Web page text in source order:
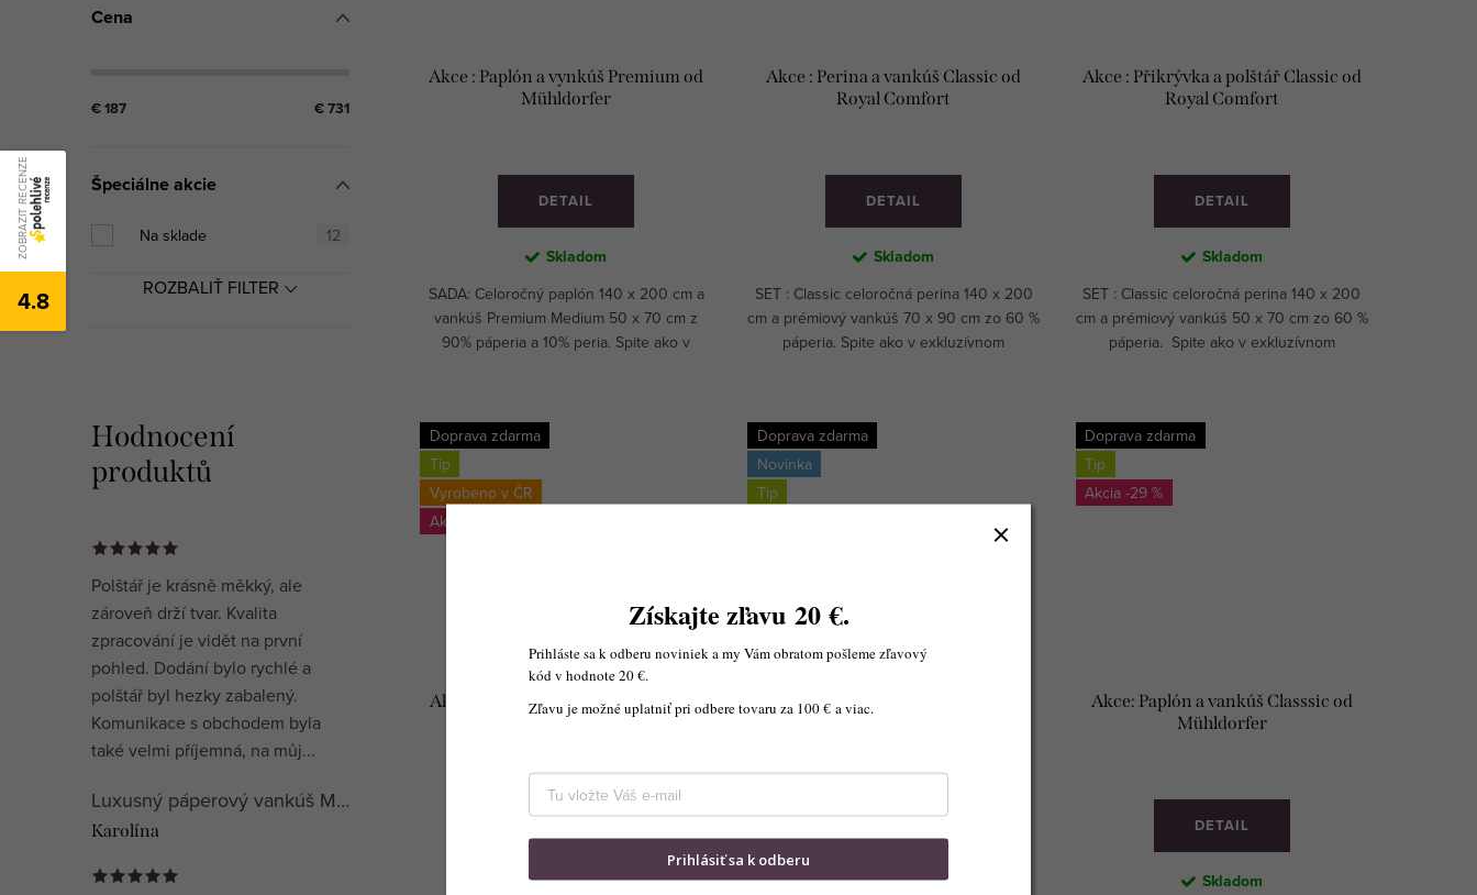
Cena
€187 €731
Špeciálne akcie
Na sklade 12
ROZBALIŤ FILTER
Hodnocení
produktů
Polštář je krásně měkký, ale
zároveň drží tvar. Kvalita
zpracování je vidět na první
pohled. Dodání bylo rychlé a
polštář byl hezky zabalený.
Komunikace s obchodem byla
také velmi příjemná, na můj...
Luxusný páperový vankúš Mühldorfer Premium Special
Karolína
Akce : Paplón a vynkúš Premium od
Mühldorfer
DETAIL
Skladom
SADA: Celoročný paplón 140 x 200 cm a
vankúš Premium Medium 50 x 70 cm z
90% páperia a 10% peria. Spite ako v
Akce : Perina a vankúš Classic od
Royal Comfort
DETAIL
Skladom
SET : Classic celoročná perina 140 x 200
cm a prémiový vankúš 70 x 90 cm zo 60 %
páperia. Spite ako v exkluzívnom
Akce : Přikrývka a polštář Classic od
Royal Comfort
DETAIL
Skladom
SET : Classic celoročná perina 140 x 200
cm a prémiový vankúš 50 x 70 cm zo 60 %
páperia. Spite ako v exkluzívnom
Doprava zdarma
Tip
Vyrobeno v ČR
Akce : Přikrývka a polštář Premium
od Royal Comfort
Skladom
Doprava zdarma
Novinka
Tip
Akce: Paplón a vankúš Classsic od
Skladom
Doprava zdarma
Tip
-29 %
Akce: Paplón a vankúš Classsic od
Mühldorfer
DETAIL
Skladom
Získajte zľavu20€.
Prihláste sa k odberu noviniek a my Vám obratom pošleme zľavový
kód v hodnote 20 €.
Zľavu je možné uplatniť pri odbere tovaru za 100 € a viac.
Prihlásiť sa k odberu
ZOBRAZIT RECENZE
4.8